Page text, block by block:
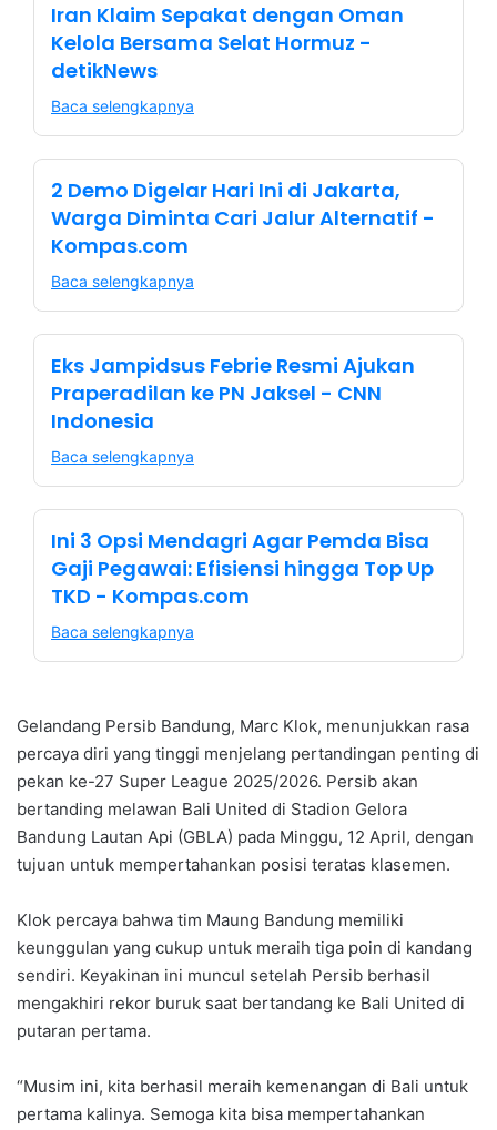
Iran Klaim Sepakat dengan Oman
Kelola Bersama Selat Hormuz -
detikNews
Baca selengkapnya
2 Demo Digelar Hari Ini di Jakarta,
Warga Diminta Cari Jalur Alternatif -
Kompas.com
Baca selengkapnya
Eks Jampidsus Febrie Resmi Ajukan
Praperadilan ke PN Jaksel - CNN
Indonesia
Baca selengkapnya
Ini 3 Opsi Mendagri Agar Pemda Bisa
Gaji Pegawai: Efisiensi hingga Top Up
TKD - Kompas.com
Baca selengkapnya
Gelandang Persib Bandung, Marc Klok, menunjukkan rasa
percaya diri yang tinggi menjelang pertandingan penting di
pekan ke-27 Super League 2025/2026. Persib akan
bertanding melawan Bali United di Stadion Gelora
Bandung Lautan Api (GBLA) pada Minggu, 12 April, dengan
tujuan untuk mempertahankan posisi teratas klasemen.
Klok percaya bahwa tim Maung Bandung memiliki
keunggulan yang cukup untuk meraih tiga poin di kandang
sendiri. Keyakinan ini muncul setelah Persib berhasil
mengakhiri rekor buruk saat bertandang ke Bali United di
putaran pertama.
“Musim ini, kita berhasil meraih kemenangan di Bali untuk
pertama kalinya. Semoga kita bisa mempertahankan